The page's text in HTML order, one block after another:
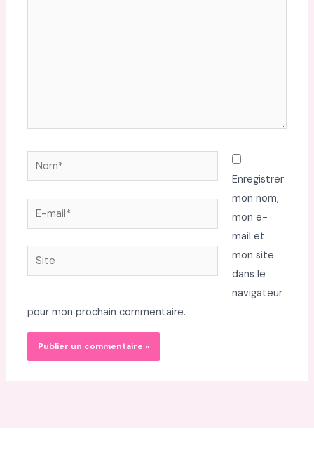
Nom*
E-
mail*
Site
Enregistrer
mon nom,
mon e-
mail et
mon site
dans le
navigateur
pour mon prochain commentaire.